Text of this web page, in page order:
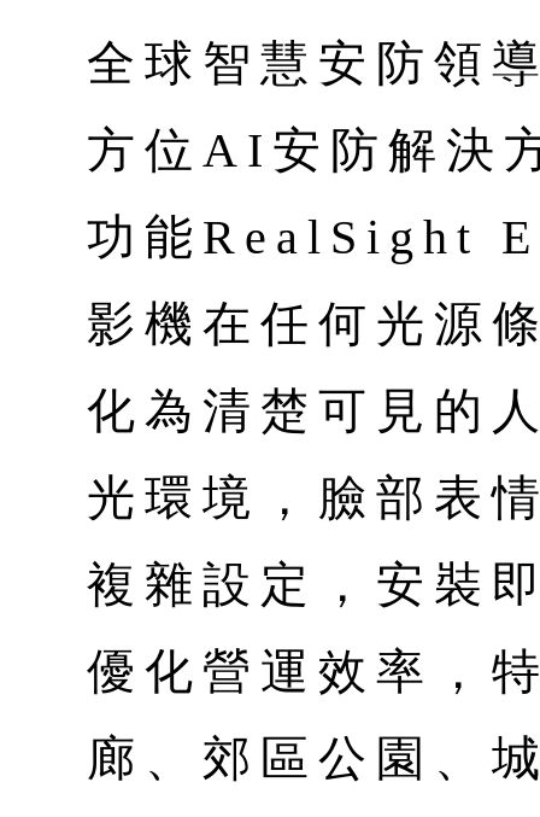
全球智慧安防領
方位AI安防解決
功能RealSight
影機在任何光源
化為清楚可見的
光環境，臉部表
複雜設定，安裝
優化營運效率，
廊、郊區公園、